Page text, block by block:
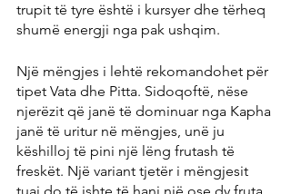
trupit të tyre është i kursyer dhe tërheq
shumë energji nga pak ushqim.
Një mëngjes i lehtë rekomandohet për
tipet Vata dhe Pitta. Sidoqoftë, nëse
njerëzit që janë të dominuar nga Kapha
janë të uritur në mëngjes, unë ju
këshilloj të pini një lëng frutash të
freskët. Një variant tjetër i mëngjesit